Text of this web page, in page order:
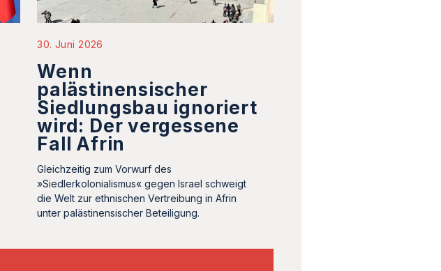
30. Juni 2026
Wenn
palästinensischer
Siedlungsbau ignoriert
wird: Der vergessene
Fall Afrin
Gleichzeitig zum Vorwurf des
»Siedlerkolonialismus« gegen Israel schweigt
die Welt zur ethnischen Vertreibung in Afrin
unter palästinensischer Beteiligung.